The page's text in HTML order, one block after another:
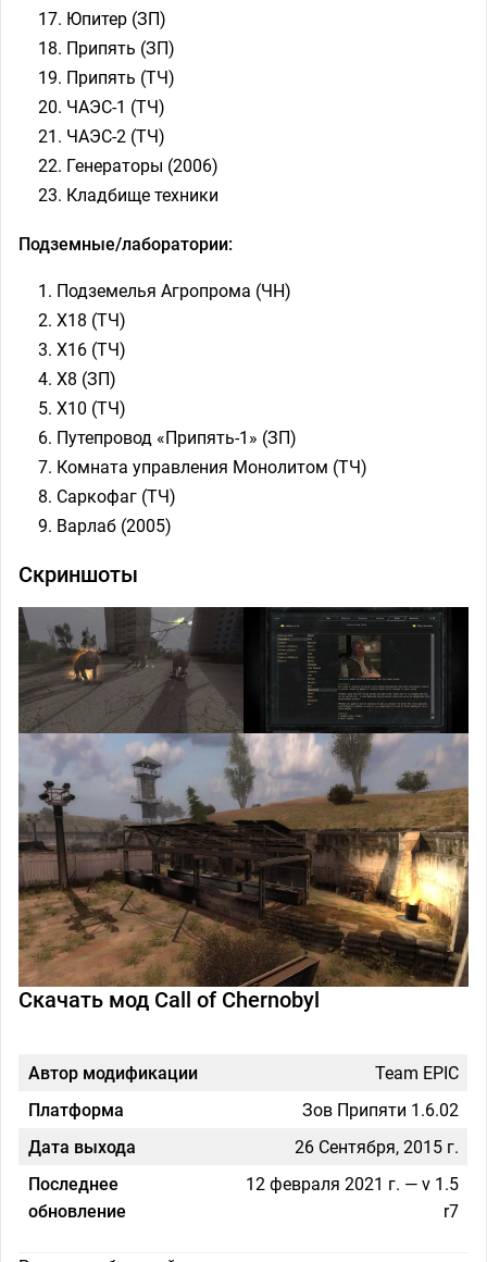
Юпитер (ЗП)
Припять (ЗП)
Припять (ТЧ)
ЧАЭС-1 (ТЧ)
ЧАЭС-2 (ТЧ)
Генераторы (2006)
Кладбище техники
Подземные/лаборатории:
Подземелья Агропрома (ЧН)
Х18 (ТЧ)
Х16 (ТЧ)
Х8 (ЗП)
Х10 (ТЧ)
Путепровод «Припять-1» (ЗП)
Комната управления Монолитом (ТЧ)
Саркофаг (ТЧ)
Варлаб (2005)
Скриншоты
Скачать мод Call of Chernobyl
Автор модификации
Team EPIC
Платформа
Зов Припяти 1.6.02
Дата выхода
26 Сентября, 2015 г.
Последнее
обновление
12 февраля 2021 г. — v 1.5
r7